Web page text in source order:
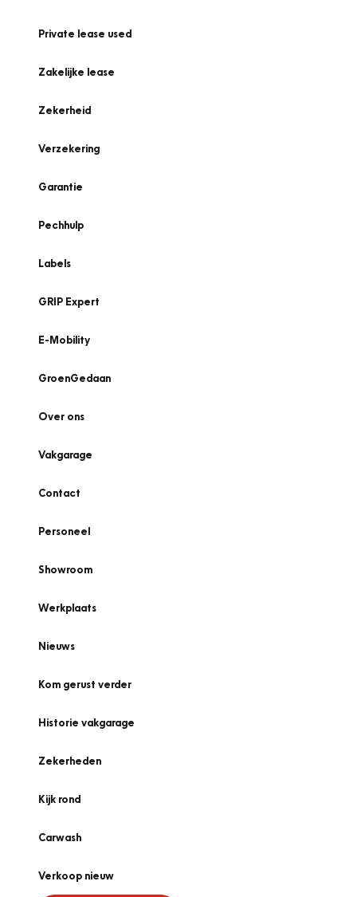
Private lease used
Zakelijke lease
Zekerheid
Verzekering
Garantie
Pechhulp
Labels
GRIP Expert
E-Mobility
GroenGedaan
Over ons
Vakgarage
Contact
Personeel
Showroom
Werkplaats
Nieuws
Kom gerust verder
Historie vakgarage
Zekerheden
Kijk rond
Carwash
Verkoop nieuw